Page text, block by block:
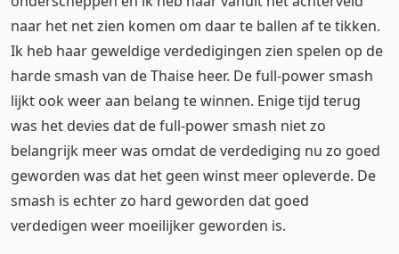
naar het net zien komen om daar te ballen af te tikken.
Ik heb haar geweldige verdedigingen zien spelen op de
harde smash van de Thaise heer. De full-power smash
lijkt ook weer aan belang te winnen. Enige tijd terug
was het devies dat de full-power smash niet zo
belangrijk meer was omdat de verdediging nu zo goed
geworden was dat het geen winst meer opleverde. De
smash is echter zo hard geworden dat goed
verdedigen weer moeilijker geworden is.